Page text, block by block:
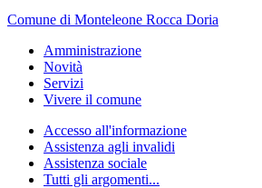
Comune di Monteleone Rocca Doria
Amministrazione
Novità
Servizi
Vivere il comune
Accesso all'informazione
Assistenza agli invalidi
Assistenza sociale
Tutti gli argomenti...